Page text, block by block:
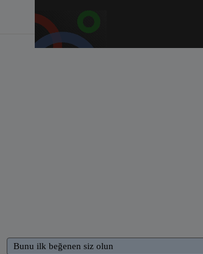
Bunu ilk beğenen siz olun